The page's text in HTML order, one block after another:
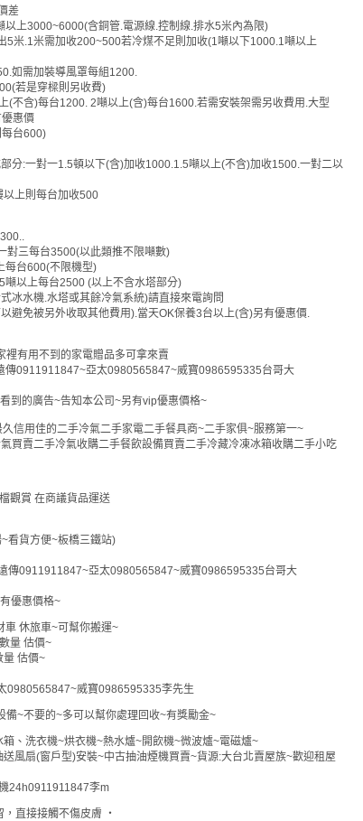
差
上3000~6000(含銅管.電源線.控制線.排水5米內為限)
5米.1米需加收200~500若冷煤不足則加收(1噸以下1000.1噸以上
如需加裝導風罩每組1200.
若是穿樑則另收費)
(不含)每台1200. 2噸以上(含)每台1600.若需安裝架需另收費用.大型
惠價
台600)
分:一對一1.5頓以下(含)加收1000.1.5噸以上(不含)加收1500.一對二以
以上則每台加收500
對三每台3500(以此類推不限噸數)
每台600(不限機型)
以上每台2500 (以上不含水塔部分)
冰水機.水塔或其餘冷氣系統)請直接來電詢問
避免被另外收取其他費用).當天OK保養3台以上(含)另有優惠價.
裡有用不到的家電贈品多可拿來賣
傳0911911847~亞太0980565847~威寶0986595335台哥大
到的廣告~告知本公司~另有vip優惠價格~
信用佳的二手冷氣二手家電二手餐具商~二手家俱~服務第一~
買賣二手冷氣收購二手餐飲設備買賣二手冷藏冷凍冰箱收購二手小吃
觀賞 在商議貨品運送
看貨方便~板橋三鐵站)
傳0911911847~亞太0980565847~威寶0986595335台哥大
優惠價格~
車 休旅車~可幫你搬運~
量 估價~
量 估價~
0980565847~威寶0986595335李先生
~不要的~多可以幫你處理回收~有獎勵金~
、洗衣機~烘衣機~熱水爐~開飲機~微波爐~電磁爐~
風扇(窗戶型)安裝~中古抽油煙機買賣~貨源:大台北賣屋族~歡迎租屋
24h0911911847李m
，直接接觸不傷皮膚 ‧